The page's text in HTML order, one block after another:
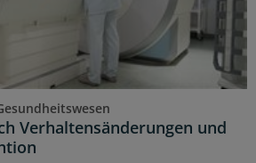
Verhaltensänderungen und